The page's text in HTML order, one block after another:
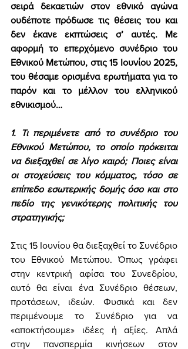
σειρά δεκαετιών στον εθνικό αγώνα
ουδέποτε πρόδωσε τις θέσεις του και
δεν έκανε εκπτώσεις σ’ αυτές. Με
αφορμή το επερχόμενο συνέδριο του
Εθνικού Μετώπου, στις 15 Ιουνίου 2025,
του θέσαμε ορισμένα ερωτήματα για το
παρόν και το μέλλον του ελληνικού
εθνικισμού…
1. Τι περιμένετε από το συνέδριο του
Εθνικού Μετώπου, το οποίο πρόκειται
να διεξαχθεί σε λίγο καιρό; Ποιες είναι
οι στοχεύσεις του κόμματος, τόσο σε
επίπεδο εσωτερικής δομής όσο και στο
πεδίο της γενικότερης πολιτικής του
στρατηγικής;
Στις 15 Ιουνίου θα διεξαχθεί το Συνέδριο
του Εθνικού Μετώπου. Όπως γράφει
στην κεντρική αφίσα του Συνεδρίου,
αυτό θα είναι ένα Συνέδριο θέσεων,
προτάσεων, ιδεών. Φυσικά και δεν
περιμένουμε το Συνέδριο για να
«αποκτήσουμε» ιδέες ή αξίες. Απλά
στην πανσπερμία κινήσεων στον